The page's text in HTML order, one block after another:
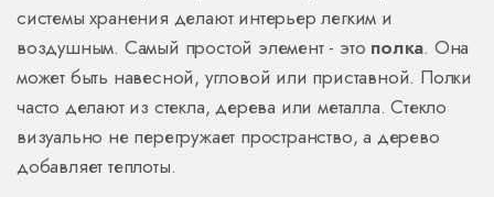
системы хранения делают интерьер легким и
воздушным. Самый простой элемент - это полка. Она
может быть навесной, угловой или приставной. Полки
часто делают из стекла, дерева или металла. Стекло
визуально не перегружает пространство, а дерево
добавляет теплоты.